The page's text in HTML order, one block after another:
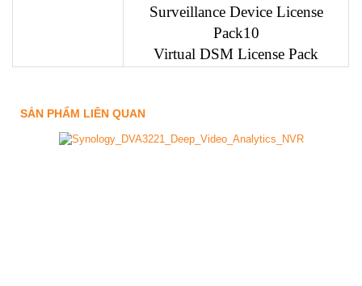
Surveillance Device License
Pack10
Virtual DSM License Pack
SẢN PHẨM LIÊN QUAN